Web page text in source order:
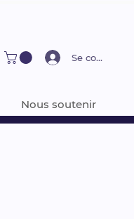
Se connecter
Nous soutenir